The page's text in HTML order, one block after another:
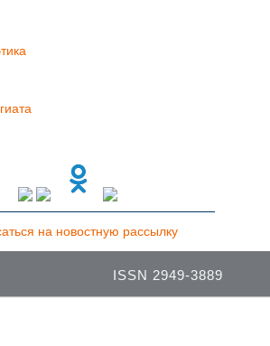
на новостную рассылку
ISSN 2949-3889